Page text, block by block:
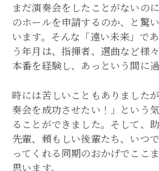
まだ演奏会をしたことがないの
のホールを申請するのか、と驚
います。そんな「遠い未来」で
う年月は、指揮者、選曲など様
本番を経験し、あっという間に
時には苦しいこともありました
奏会を成功させたい！」という
ることができました。そして、
先輩、頼もしい後輩たち、いつ
ってくれる同期のおかげでここ
思います。